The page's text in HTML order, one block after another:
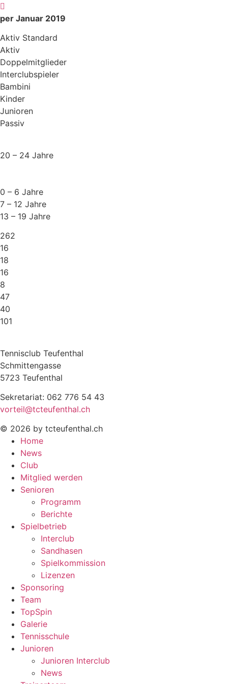
Zum
Inhalt
per Januar 2019
Aktiv Standard
Aktiv
Doppelmitglieder
Interclubspieler
Bambini
Kinder
Junioren
Passiv
20 – 24 Jahre
0 – 6 Jahre
7 – 12 Jahre
13 – 19 Jahre
262
16
18
16
8
47
40
101
Tennisclub Teufenthal
Schmittengasse
5723 Teufenthal
Sekretariat: 062 776 54 43
vorteil@tcteufenthal.ch
© 2026 by tcteufenthal.ch
Home
News
Club
Mitglied werden
Senioren
Programm
Berichte
Spielbetrieb
Interclub
Sandhasen
Spielkommission
Lizenzen
Sponsoring
Team
TopSpin
Galerie
Tennisschule
Junioren
Junioren Interclub
News